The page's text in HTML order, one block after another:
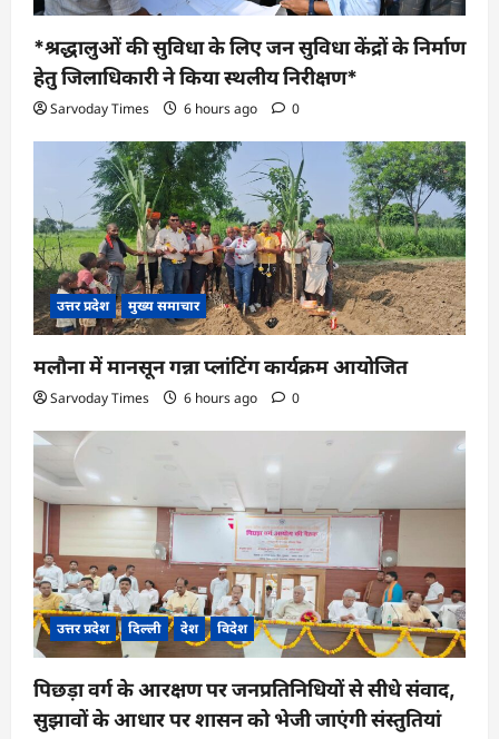
*श्रद्धालुओं की सुविधा के लिए जन सुविधा केंद्रों के निर्माण
हेतु जिलाधिकारी ने किया स्थलीय निरीक्षण*
Sarvoday Times 6 hours ago 0
उत्तर प्रदेश मुख्य समाचार
मलौना में मानसून गन्ना प्लांटिंग कार्यक्रम आयोजित
Sarvoday Times 6 hours ago 0
उत्तर प्रदेश दिल्ली देश विदेश
पिछड़ा वर्ग के आरक्षण पर जनप्रतिनिधियों से सीधे संवाद,
सुझावों के आधार पर शासन को भेजी जाएंगी संस्तुतियां